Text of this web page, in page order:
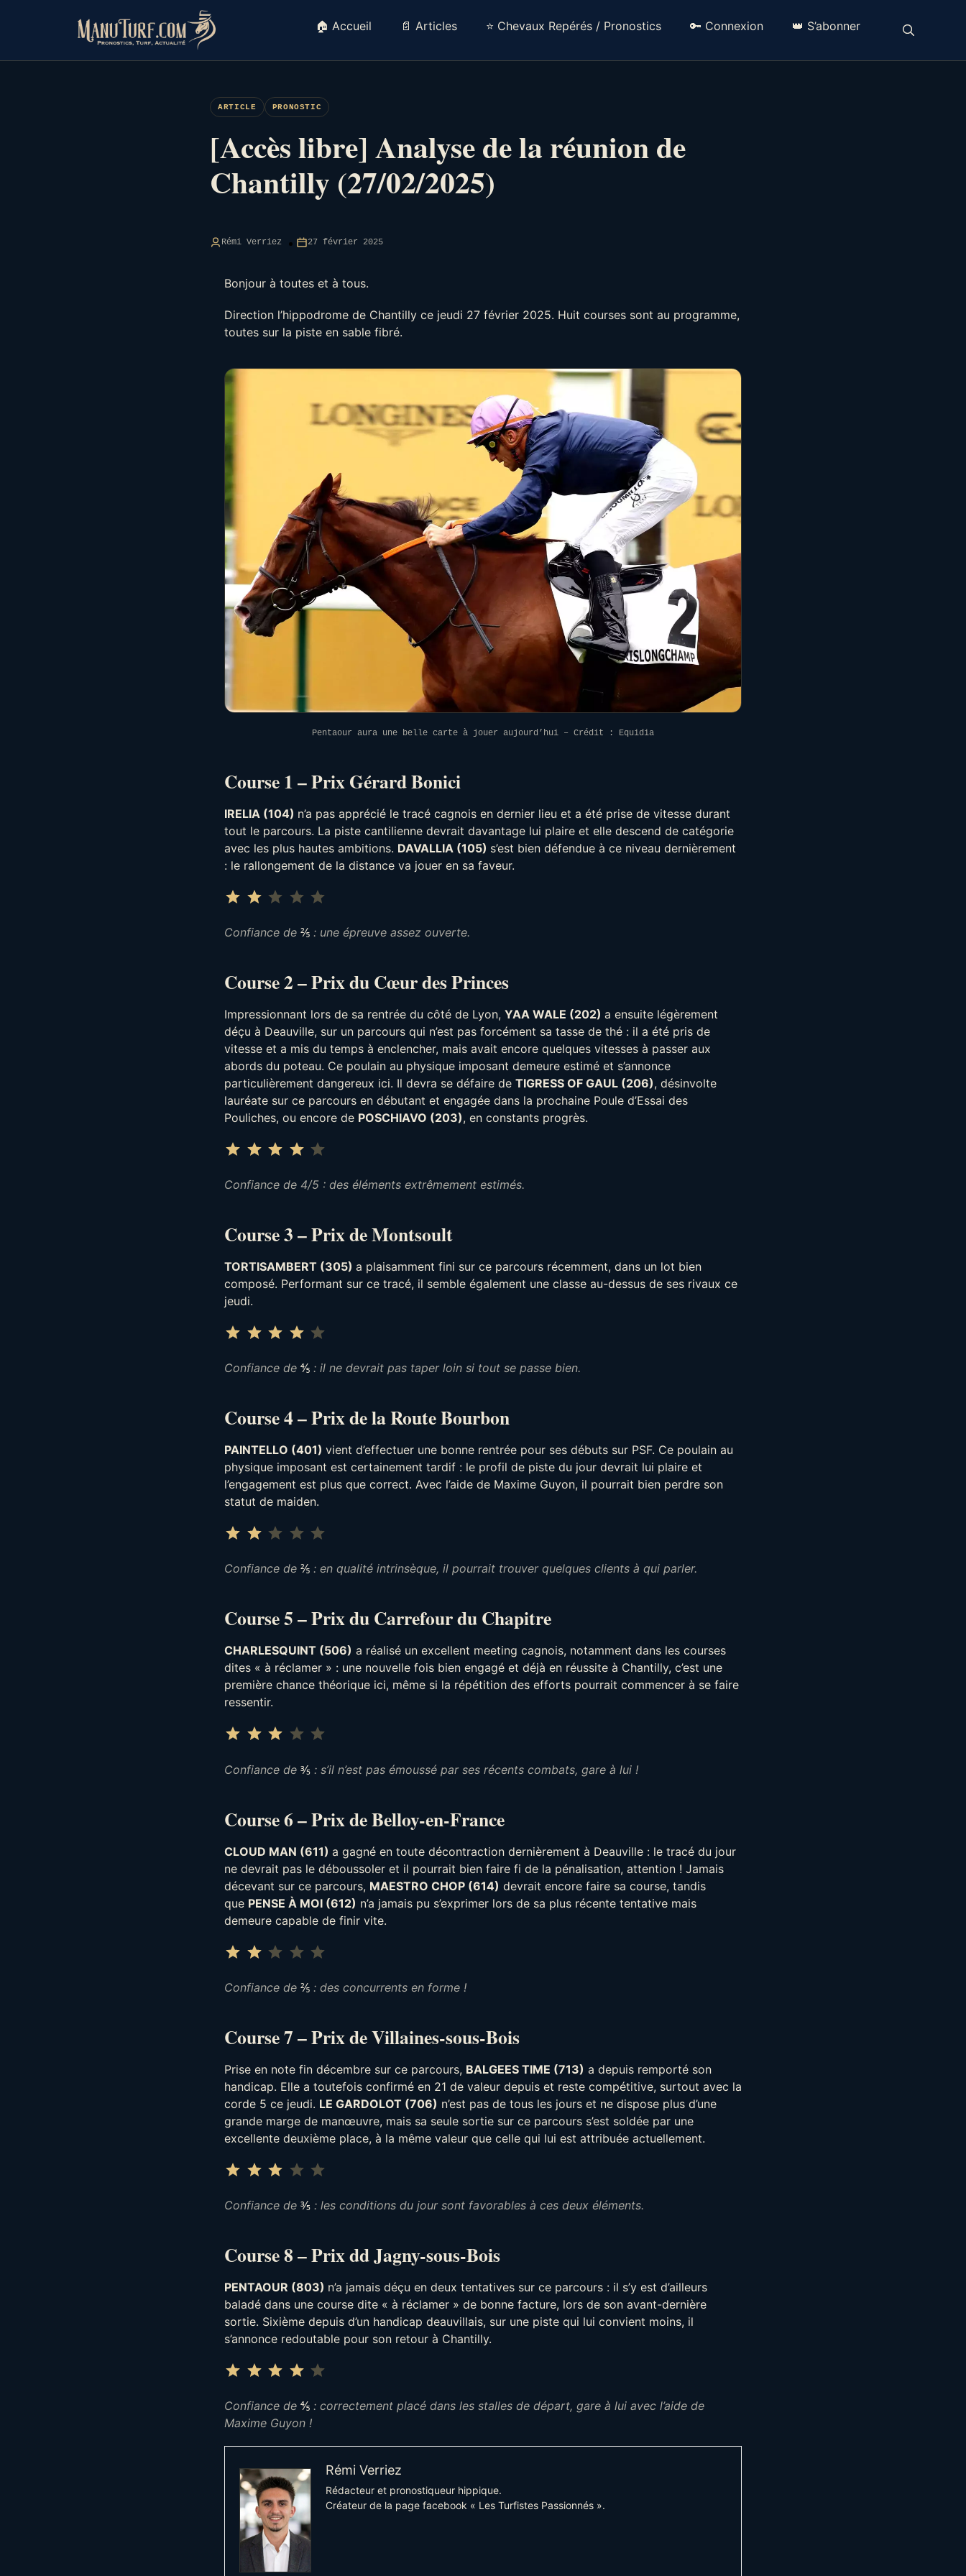
🏠 Accueil 📄 Articles ⭐ Chevaux Repérés / Pronostics 🔑 Connexion 👑 S’abonner
ARTICLE PRONOSTIC
[Accès libre] Analyse de la réunion de
Chantilly (27/02/2025)
Rémi Verriez 27 février 2025
Bonjour à toutes et à tous.
Direction l’hippodrome de Chantilly ce jeudi 27 février 2025. Huit courses sont au programme,
toutes sur la piste en sable fibré.
Pentaour aura une belle carte à jouer aujourd’hui – Crédit : Equidia
Course 1 – Prix Gérard Bonici
IRELIA (104) n’a pas apprécié le tracé cagnois en dernier lieu et a été prise de vitesse durant
tout le parcours. La piste cantilienne devrait davantage lui plaire et elle descend de catégorie
avec les plus hautes ambitions. DAVALLIA (105) s’est bien défendue à ce niveau dernièrement
: le rallongement de la distance va jouer en sa faveur.
⭐⭐
Confiance de ⅖ : une épreuve assez ouverte.
Course 2 – Prix du Cœur des Princes
Impressionnant lors de sa rentrée du côté de Lyon, YAA WALE (202) a ensuite légèrement
déçu à Deauville, sur un parcours qui n’est pas forcément sa tasse de thé : il a été pris de
vitesse et a mis du temps à enclencher, mais avait encore quelques vitesses à passer aux
abords du poteau. Ce poulain au physique imposant demeure estimé et s’annonce
particulièrement dangereux ici. Il devra se défaire de TIGRESS OF GAUL (206), désinvolte
lauréate sur ce parcours en débutant et engagée dans la prochaine Poule d’Essai des
Pouliches, ou encore de POSCHIAVO (203), en constants progrès.
⭐⭐ ⭐⭐
Confiance de 4/5 : des éléments extrêmement estimés.
Course 3 – Prix de Montsoult
TORTISAMBERT (305) a plaisamment fini sur ce parcours récemment, dans un lot bien
composé. Performant sur ce tracé, il semble également une classe au-dessus de ses rivaux ce
jeudi.
⭐⭐ ⭐⭐
Confiance de ⅘ : il ne devrait pas taper loin si tout se passe bien.
Course 4 – Prix de la Route Bourbon
PAINTELLO (401) vient d’effectuer une bonne rentrée pour ses débuts sur PSF. Ce poulain au
physique imposant est certainement tardif : le profil de piste du jour devrait lui plaire et
l’engagement est plus que correct. Avec l’aide de Maxime Guyon, il pourrait bien perdre son
statut de maiden.
⭐⭐
Confiance de ⅖ : en qualité intrinsèque, il pourrait trouver quelques clients à qui parler.
Course 5 – Prix du Carrefour du Chapitre
CHARLESQUINT (506) a réalisé un excellent meeting cagnois, notamment dans les courses
dites « à réclamer » : une nouvelle fois bien engagé et déjà en réussite à Chantilly, c’est une
première chance théorique ici, même si la répétition des efforts pourrait commencer à se faire
ressentir.
⭐⭐ ⭐
Confiance de ⅗ : s’il n’est pas émoussé par ses récents combats, gare à lui !
Course 6 – Prix de Belloy-en-France
CLOUD MAN (611) a gagné en toute décontraction dernièrement à Deauville : le tracé du jour
ne devrait pas le déboussoler et il pourrait bien faire fi de la pénalisation, attention ! Jamais
décevant sur ce parcours, MAESTRO CHOP (614) devrait encore faire sa course, tandis
que PENSE À MOI (612) n’a jamais pu s’exprimer lors de sa plus récente tentative mais
demeure capable de finir vite.
⭐⭐
Confiance de ⅖ : des concurrents en forme !
Course 7 – Prix de Villaines-sous-Bois
Prise en note fin décembre sur ce parcours, BALGEES TIME (713) a depuis remporté son
handicap. Elle a toutefois confirmé en 21 de valeur depuis et reste compétitive, surtout avec la
corde 5 ce jeudi. LE GARDOLOT (706) n’est pas de tous les jours et ne dispose plus d’une
grande marge de manœuvre, mais sa seule sortie sur ce parcours s’est soldée par une
excellente deuxième place, à la même valeur que celle qui lui est attribuée actuellement.
⭐⭐ ⭐
Confiance de ⅗ : les conditions du jour sont favorables à ces deux éléments.
Course 8 – Prix dd Jagny-sous-Bois
PENTAOUR (803) n’a jamais déçu en deux tentatives sur ce parcours : il s’y est d’ailleurs
baladé dans une course dite « à réclamer » de bonne facture, lors de son avant-dernière
sortie. Sixième depuis d’un handicap deauvillais, sur une piste qui lui convient moins, il
s’annonce redoutable pour son retour à Chantilly.
⭐⭐ ⭐⭐
Confiance de ⅘ : correctement placé dans les stalles de départ, gare à lui avec l’aide de
Maxime Guyon !
Rémi Verriez
Rédacteur et pronostiqueur hippique.
Créateur de la page facebook « Les Turfistes Passionnés ».